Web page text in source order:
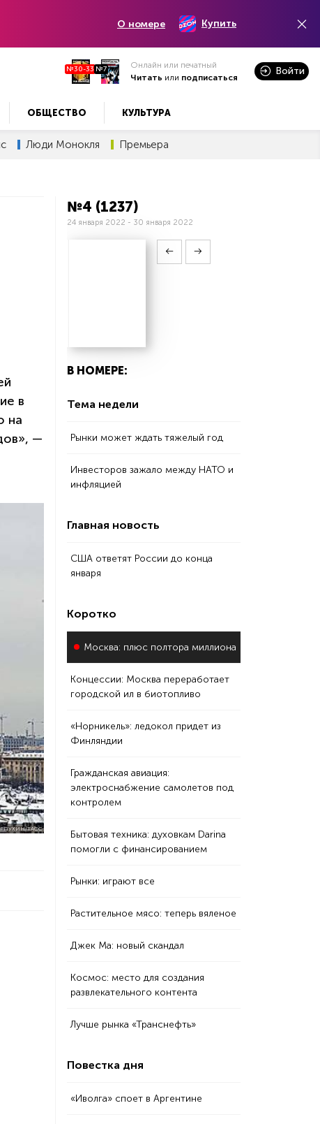
О номере Купить
№30-33 №7
Онлайн или печатный
Читать или подписаться
Войти
ОБЩЕСТВО КУЛЬТУРА
Люди Монокля Премьера
в
на
—
ТАСС
№4 (1237)
24 января 2022 - 30 января 2022
В НОМЕРЕ:
Тема недели
Рынки может ждать тяжелый год
Инвесторов зажало между НАТО и
инфляцией
Главная новость
США ответят России до конца
января
Коротко
Москва: плюс полтора миллиона
Концессии: Москва переработает
городской ил в биотопливо
«Норникель»: ледокол придет из
Финляндии
Гражданская авиация:
электроснабжение самолетов под
контролем
Бытовая техника: духовкам Darina
помогли с финансированием
Рынки: играют все
Растительное мясо: теперь вяленое
Джек Ма: новый скандал
Космос: место для создания
развлекательного контента
Лучше рынка «Транснефть»
Повестка дня
«Иволга» споет в Аргентине